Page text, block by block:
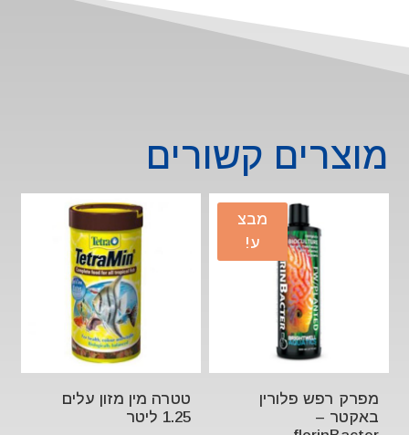
מוצרים קשורים
מבצ
ע!
מפרק רפש פלורין
באקטר –
טטרה מין מזון עלים
1.25 ליטר